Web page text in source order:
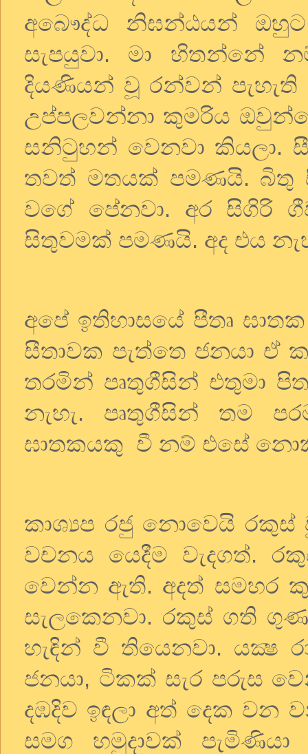
අබෞද්ධ
නිඝන්ඨයන්
ඔහුට
සැපයුවා. මා හිතන්නේ
දියණියන් වූ රන්වන් පැහැති
උප්පලවන්නා කුමරිය
සනිටුහන් වෙනවා කියලා.
තවත් මතයක් පමණයි. බිතු
වගේ පේනවා. අර සිගිරි
සිතුවමක් පමණයි. අද එය
අපේ ඉතිහාසයේ පීතෘ ඝාතක
සීතාවක පැත්තෙ ජනයා ඒ
තරමින් පෘතුගීසින් එතුමා
නැහැ. පෘතුගීසින් තම
ඝාතකයකු වී නම් එසේ
කාශ්‍යප රජු නොවෙයි රකුස්
වචනය
යෙදීම වැදගත්.
වෙන්න ඇති. අදත් සමහර
සැලකෙනවා. රකුස් ගති
හැඳින් වී තියෙනවා. යක්‍ෂ
ජනයා, ටිකක් සැර පරුස
දඹදිව ඉඳලා අත් දෙක වන
සමග
හමුදාවක්
පැමිණියා